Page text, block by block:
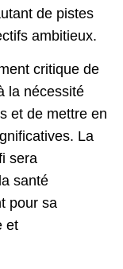
de pistes
ambitieux.
critique de
la nécessité
et de mettre en
La
sera
santé
pour sa
et